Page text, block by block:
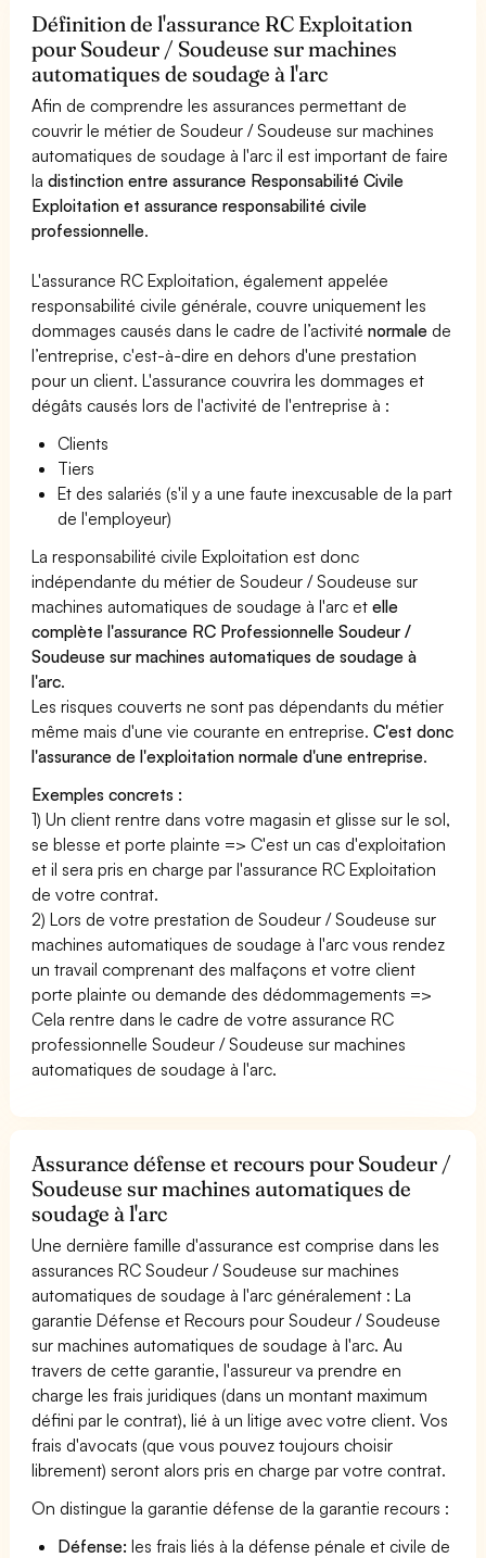
Définition de l'assurance RC Exploitation
pour Soudeur / Soudeuse sur machines
automatiques de soudage à l'arc
Afin de comprendre les assurances permettant de
couvrir le métier de Soudeur / Soudeuse sur machines
automatiques de soudage à l'arc il est important de faire
ladistinction entre assurance Responsabilité Civile
Exploitation et assurance responsabilité civile
professionnelle.
L'assurance RC Exploitation, également appelée
responsabilité civile générale, couvre uniquement les
dommages causés dans le cadre de l’activiténormale de
l’entreprise, c'est-à-dire en dehors d'une prestation
pour un client. L'assurance couvrira les dommages et
dégâts causés lors de l'activité de l'entreprise à :
Clients
Tiers
Et des salariés (s'il y a une faute inexcusable de la part
de l'employeur)
La responsabilité civile Exploitation est donc
indépendante du métier de Soudeur / Soudeuse sur
machines automatiques de soudage à l'arc etelle
complète l'assurance RC Professionnelle Soudeur /
Soudeuse sur machines automatiques de soudage à
l'arc.
Les risques couverts ne sont pas dépendants du métier
même mais d'une vie courante en entreprise.C'est donc
l'assurance de l'exploitation normale d'une entreprise.
Exemples concrets :
1) Un client rentre dans votre magasin et glisse sur le sol,
se blesse et porte plainte => C'est un cas d'exploitation
et il sera pris en charge par l'assurance RC Exploitation
de votre contrat.
2) Lors de votre prestation de Soudeur / Soudeuse sur
machines automatiques de soudage à l'arc vous rendez
un travail comprenant des malfaçons et votre client
porte plainte ou demande des dédommagements =>
Cela rentre dans le cadre de votre assurance RC
professionnelle Soudeur / Soudeuse sur machines
automatiques de soudage à l'arc.
Assurance défense et recours pour Soudeur /
Soudeuse sur machines automatiques de
soudage à l'arc
Une dernière famille d'assurance est comprise dans les
assurances RC Soudeur / Soudeuse sur machines
automatiques de soudage à l'arc généralement : La
garantie Défense et Recours pour Soudeur / Soudeuse
sur machines automatiques de soudage à l'arc. Au
travers de cette garantie, l'assureur va prendre en
charge les frais juridiques (dans un montant maximum
défini par le contrat), lié à un litige avec votre client. Vos
frais d'avocats (que vous pouvez toujours choisir
librement) seront alors pris en charge par votre contrat.
On distingue la garantie défense de la garantie recours :
Défense: les frais liés à la défense pénale et civile de